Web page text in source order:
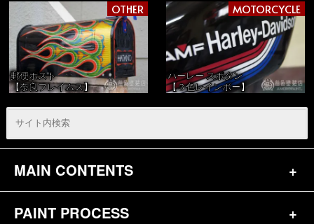
OTHER
郵便ポスト
【奈良フレイムス】
MOTORCYCLE
ハーレー スポタン
【３色レインボー】
MAIN CONTENTS
トップページ
PAINT PROCESS